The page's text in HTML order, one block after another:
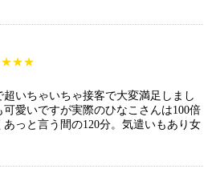
いちゃいちゃ接客で大変満足しまし
愛いですが実際のひなこさんは100倍
っと言う間の120分。気遣いもあり女